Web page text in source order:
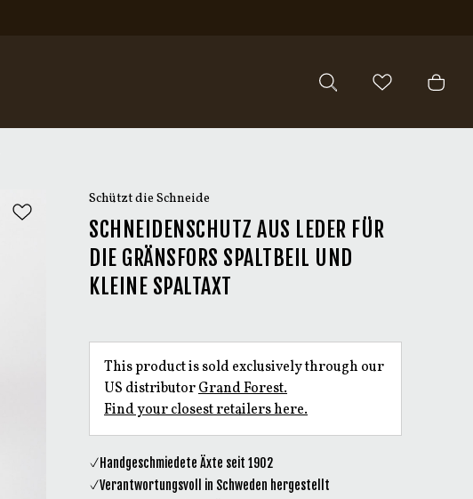
Schützt die Schneide
SCHNEIDENSCHUTZ AUS LEDER FÜR
DIE GRÄNSFORS SPALTBEIL UND
KLEINE SPALTAXT
This product is sold exclusively through our
US distributorGrand Forest.
Find your closest retailers here.
Handgeschmiedete Äxte seit 1902
Verantwortungsvoll in Schweden hergestellt